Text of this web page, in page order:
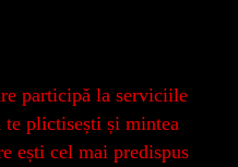
participă la serviciile
plictisești și mintea
ești cel mai predispus